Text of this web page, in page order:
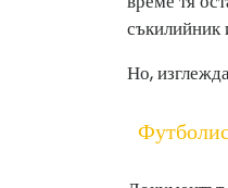
съкилийник
Но,